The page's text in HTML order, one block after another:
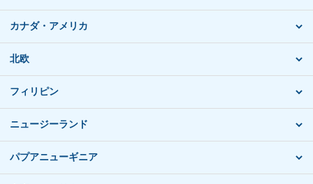
カナダ・アメリカ
北欧
フィリピン
ニュージーランド
パプアニューギニア